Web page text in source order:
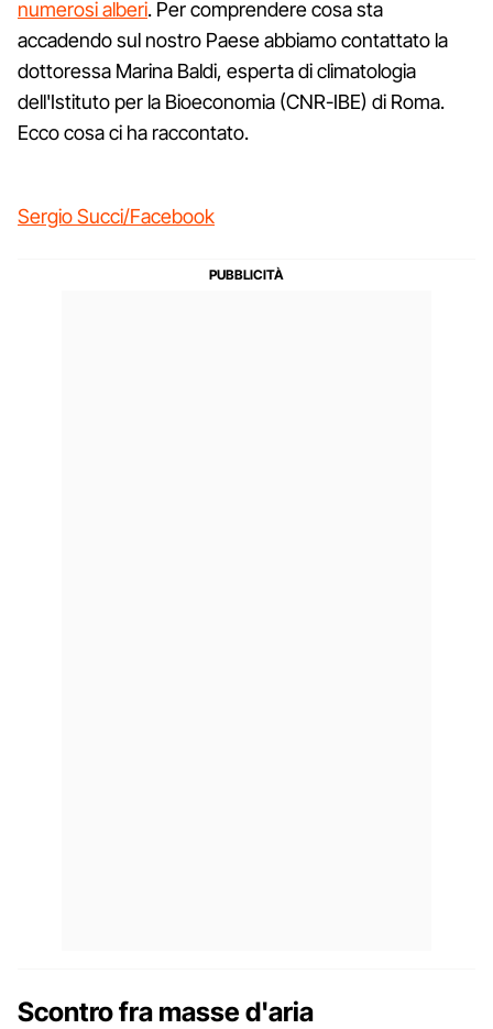
numerosi alberi. Per comprendere cosa sta
accadendo sul nostro Paese abbiamo contattato la
dottoressa Marina Baldi, esperta di climatologia
dell'Istituto per la Bioeconomia (CNR-IBE) di Roma.
Ecco cosa ci ha raccontato.
Sergio Succi/Facebook
Scontro fra masse d'aria